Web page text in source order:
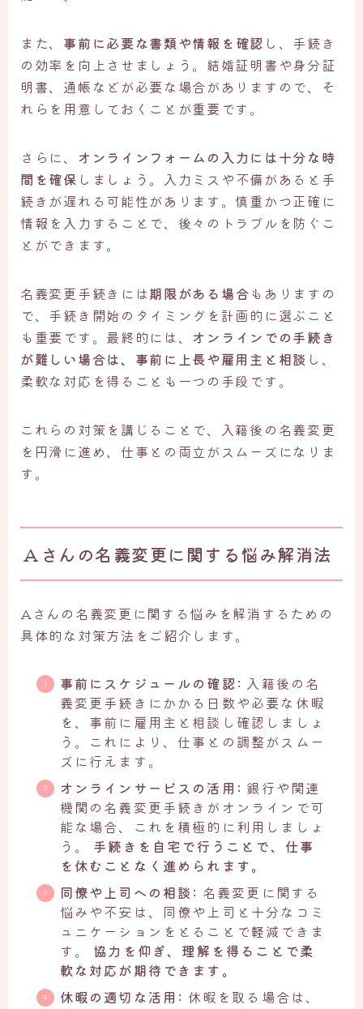
また、 事前に必要な書類や情報を確認 し、手続き
の効率を向上させましょう。結婚証明書や身分証
明書、通帳などが必要な場合がありますので、そ
れらを用意しておくことが重要です。
さらに、 オンラインフォームの入力には十分な時
間を確保 しましょう。入力ミスや不備があると手
続きが遅れる可能性があります。慎重かつ正確に
情報を入力することで、後々のトラブルを防ぐこ
とができます。
名義変更手続きには期限がある場合もありますの
で、手続き開始のタイミングを計画的に選ぶこと
も重要です。最終的には、 オンラインでの手続き
が難しい場合は、事前に上長や雇用主と相談 し、
柔軟な対応を得ることも一つの手段です。
これらの対策を講じることで、入籍後の名義変更
を円滑に進め、仕事との両立がスムーズになりま
す。
Aさんの名義変更に関する悩み解消法
Aさんの名義変更に関する悩みを解消するための
具体的な対策方法をご紹介します。
事前にスケジュールの確認: 入籍後の名
義変更手続きにかかる日数や必要な休暇
を、事前に雇用主と相談し確認しましょ
う。これにより、仕事との調整がスムー
ズに行えます。
オンラインサービスの活用: 銀行や関連
機関の名義変更手続きがオンラインで可
能な場合、これを積極的に利用しましょ
う。 手続きを自宅で行うことで、仕事
を休むことなく進められます。
同僚や上司への相談: 名義変更に関する
悩みや不安は、同僚や上司と十分なコミ
ュニケーションをとることで軽減できま
す。 協力を仰ぎ、理解を得ることで柔
軟な対応が期待できます。
休暇の適切な活用: 休暇を取る場合は、